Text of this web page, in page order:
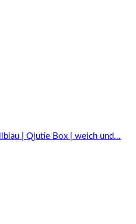
| Qjutie Box | weich und...